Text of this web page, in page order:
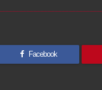
Facebook